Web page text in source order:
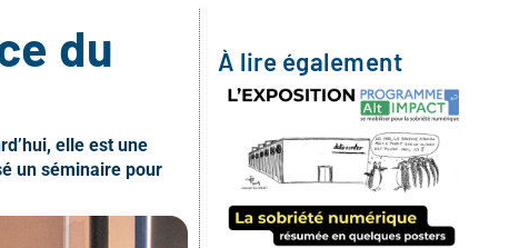
du
elle est une
un séminaire pour
À lire également